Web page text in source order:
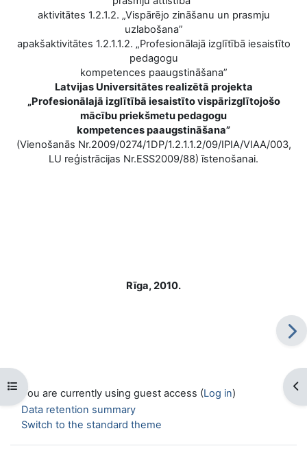
Open course index
aktivitātes 1.2.1.2. „Vispārējo zināšanu un prasmju
uzlabošana”
apakšaktivitātes 1.2.1.1.2. „Profesionālajā izglītībā iesaistīto
pedagogu
kompetences paaugstināšana”
Latvijas Universitātes realizētā projekta
„Profesionālajā izglītībā iesaistīto vispārizglītojošo
mācību priekšmetu pedagogu
kompetences paaugstināšana”
(Vienošanās Nr.2009/0274/1DP/1.2.1.1.2/09/IPIA/VIAA/003,
LU reģistrācijas Nr.ESS2009/88) īstenošanai.
Rīga, 2010.
You are currently using guest access (Log in)
Data retention summary
Switch to the standard theme